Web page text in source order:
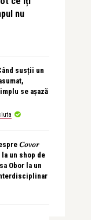
nu
susții un
se așază
𝐶𝑜𝑣𝑜𝑟
la un shop de
Obor la un